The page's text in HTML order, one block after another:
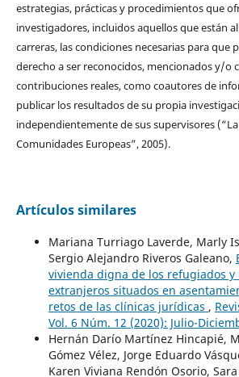
estrategias, prácticas y procedimientos que
investigadores, incluidos aquellos que están
carreras, las condiciones necesarias para que
derecho a ser reconocidos, mencionados y/o
contribuciones reales, como coautores de
publicar los resultados de su propia
independientemente de sus supervisores
Comunidades Europeas”, 2005).
Artículos similares
Mariana Turriago Laverde, Marly
Sergio Alejandro Riveros Galeano,
vivienda digna de los refugiados y
extranjeros situados en
retos de las clínicas jurídicas ,
Vol. 6 Núm. 12 (2020): Julio-
Hernán Darío Martínez Hincapié,
Gómez Vélez, Jorge Eduardo
Karen Viviana Rendón Osorio,